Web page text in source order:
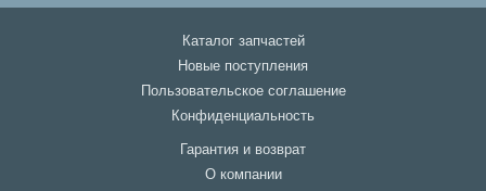
Каталог запчастей
Новые поступления
Пользовательское соглашение
Конфиденциальность
Гарантия и возврат
О компании